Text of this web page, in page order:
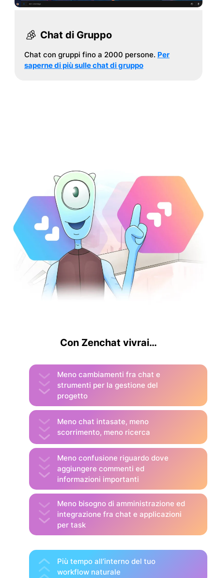
Chat di Gruppo
Chat con gruppi fino a 2000 persone. Per
saperne di più sulle chat di gruppo
Con Zenchat vivrai…
Meno cambiamenti fra chat e
strumenti per la gestione del
progetto
Meno chat intasate, meno
scorrimento, meno ricerca
Meno confusione riguardo dove
aggiungere commenti ed
informazioni importanti
Meno bisogno di amministrazione ed
integrazione fra chat e applicazioni
per task
Più tempo all’interno del tuo
workflow naturale